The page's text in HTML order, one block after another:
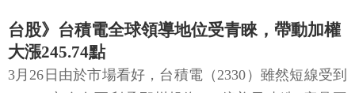
台股》台積電全球領導地位受青睞，帶動加權
大漲245.74點
3月26日由於市場看好，台積電（2330）雖然短線受到